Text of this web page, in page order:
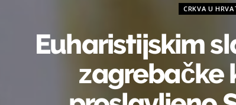
CRKVA U
Euharistijskim
zagrebačke